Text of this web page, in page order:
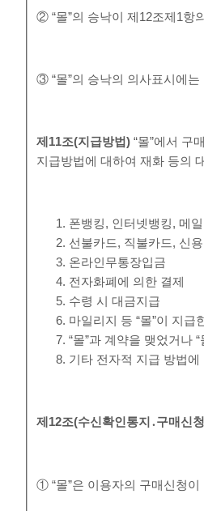
② “몰”의 승낙이 제12조제1항
③ “몰”의 승낙의 의사표시에
제 11조(지급방법)“몰”에서 구
지급방법에 대하여 재화 등의
폰뱅킹, 인터넷뱅킹, 메
선불카드, 직불카드, 신
온라인무통장입금
전자화폐에 의한 결제
수령 시 대금지급
마일리지 등 “몰”이 지급
“몰”과 계약을 맺었거나
기타 전자적 지급 방법에
제 12조(수신확인통지 ․구매신
① “몰”은 이용자의 구매신청